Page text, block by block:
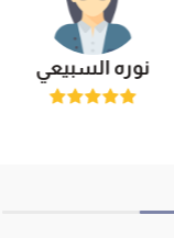
نوره السبيعي